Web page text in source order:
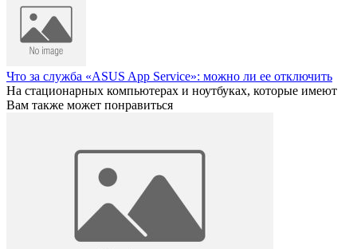
Что за служба «ASUS App Service»: можно ли ее отключить
На стационарных компьютерах и ноутбуках, которые имеют
Вам также может понравиться